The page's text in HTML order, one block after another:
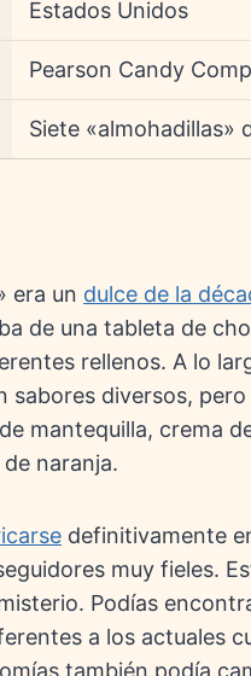
Estados Unidos
Pearson Candy
Siete «almohadillas»
era un dulce de la
de una tableta de
rellenos. A lo
diversos,
mantequilla, crema
naranja.
definitivamente
muy fieles.
Podías
a los actuales
también podía